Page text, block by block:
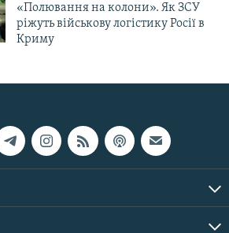
«Полювання на колони». Як ЗСУ
ріжуть військову логістику Росії в
Криму